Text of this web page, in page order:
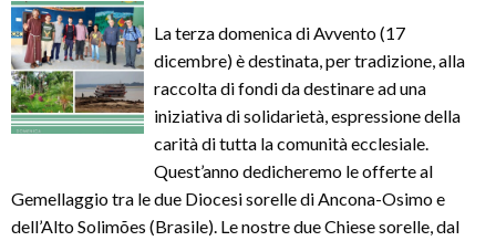
La terza domenica di Avvento (17
dicembre) è destinata, per tradizione, alla
raccolta di fondi da destinare ad una
iniziativa di solidarietà, espressione della
carità di tutta la comunità ecclesiale.
Quest’anno dedicheremo le offerte al
Gemellaggio tra le due Diocesi sorelle di Ancona-Osimo e
dell’Alto Solimões (Brasile). Le nostre due Chiese sorelle, dal